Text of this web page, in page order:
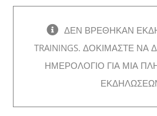
ΔΕΝ ΒΡΈΘΗΚΑΝ
TRAININGS. ΔΟΚΙΜΆΣΤΕ ΝΑ
ΗΜΕΡΟΛΌΓΙΟ ΓΙΑ ΜΙΑ